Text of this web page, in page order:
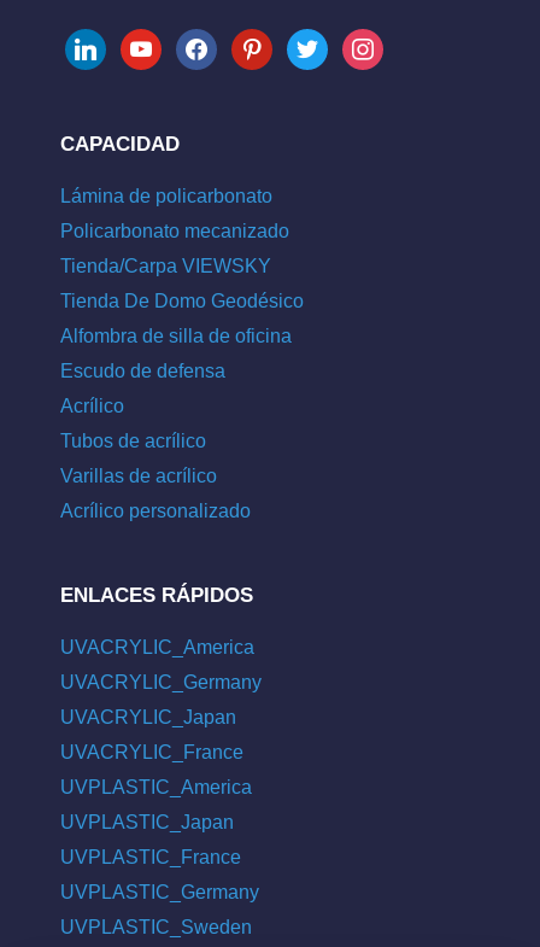
linkedinyoutubefacebookpinteresttwitter instagram
CAPACIDAD
Lámina de policarbonato
Policarbonato mecanizado
Tienda/Carpa VIEWSKY
Tienda De Domo Geodésico
Alfombra de silla de oficina
Escudo de defensa
Acrílico
Tubos de acrílico
Varillas de acrílico
Acrílico personalizado
ENLACES RÁPIDOS
UVACRYLIC_America
UVACRYLIC_Germany
UVACRYLIC_Japan
UVACRYLIC_France
UVPLASTIC_America
UVPLASTIC_Japan
UVPLASTIC_France
UVPLASTIC_Germany
UVPLASTIC_Sweden